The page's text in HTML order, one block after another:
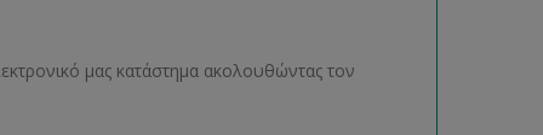
μας κατάστημα ακολουθώντας τον